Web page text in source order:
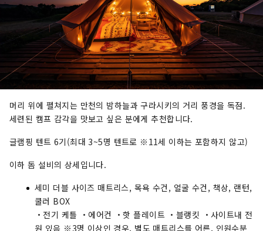
머리 위에 펼쳐지는 만천의 밤하늘과 구라시키의 거리 풍경을 독점.
세련된 캠프 감각을 맛보고 싶은 분에게 추천합니다.
글램핑 텐트 6기(최대 3~5명 텐트로 ※11세 이하는 포함하지 않고)
이하 돔 설비의 상세입니다.
세미 더블 사이즈 매트리스, 목욕 수건, 얼굴 수건, 책상, 랜턴,
쿨러 BOX
・전기 케틀 ・에어컨 ・핫 플레이트 ・블랭킷 ・사이트내 전
원 있음 ※3명 이상인 경우, 별도 매트리스를 어른, 인원수분